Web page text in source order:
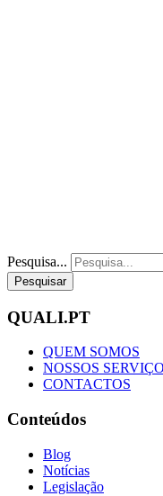
Pesquisa...
Pesquisar
QUALI.PT
QUEM SOMOS
NOSSOS
CONTACTOS
Conteúdos
Blog
Notícias
Legislação